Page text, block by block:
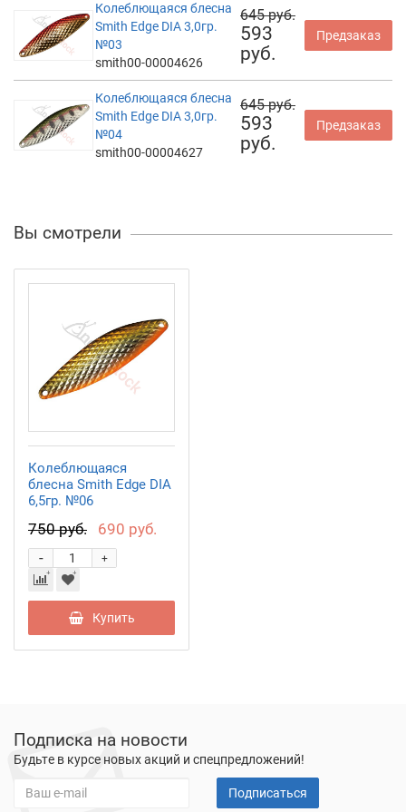
Колеблющаяся блесна
Smith Edge DIA 3,0гр.
№03
smith00-00004626
645 руб.
593
руб.
Предзаказ
Колеблющаяся блесна
Smith Edge DIA 3,0гр.
№04
smith00-00004627
645 руб.
593
руб.
Предзаказ
Вы смотрели
Колеблющаяся
блесна Smith Edge DIA
6,5гр. №06
750 руб. 690 руб.
+
-
Купить
Подписка на новости
Будьте в курсе новых акций и спецпредложений!
Подписаться